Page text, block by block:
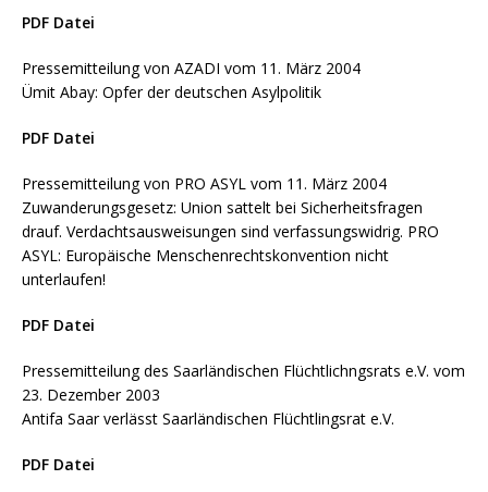
PDF Datei
Pressemitteilung von AZADI vom 11. März 2004
Ümit Abay: Opfer der deutschen Asylpolitik
PDF Datei
Pressemitteilung von PRO ASYL vom 11. März 2004
Zuwanderungsgesetz: Union sattelt bei Sicherheitsfragen
drauf. Verdachtsausweisungen sind verfassungswidrig. PRO
ASYL: Europäische Menschenrechtskonvention nicht
unterlaufen!
PDF Datei
Pressemitteilung des Saarländischen Flüchtlichngsrats e.V. vom
23. Dezember 2003
Antifa Saar verlässt Saarländischen Flüchtlingsrat e.V.
PDF Datei